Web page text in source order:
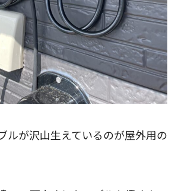
ルが沢山生えているのが屋外用の